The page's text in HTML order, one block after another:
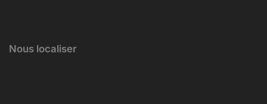
Nous localiser